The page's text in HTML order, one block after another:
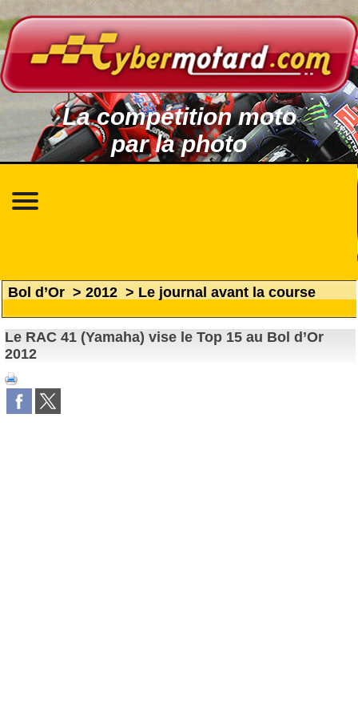
La compétition moto
par la photo
Bol d’Or > 2012 > Le journal avant la course
Le RAC 41 (Yamaha) vise le Top 15 au Bol d’Or
2012